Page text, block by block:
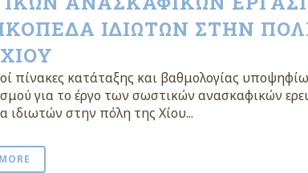
ΙΔΙΩΤΩΝ ΣΤΗΝ
πίνακες κατάταξης και βαθμολογίας
για το έργο των σωστικών ανασκαφικών
ιδιωτών στην πόλη της Χίου...